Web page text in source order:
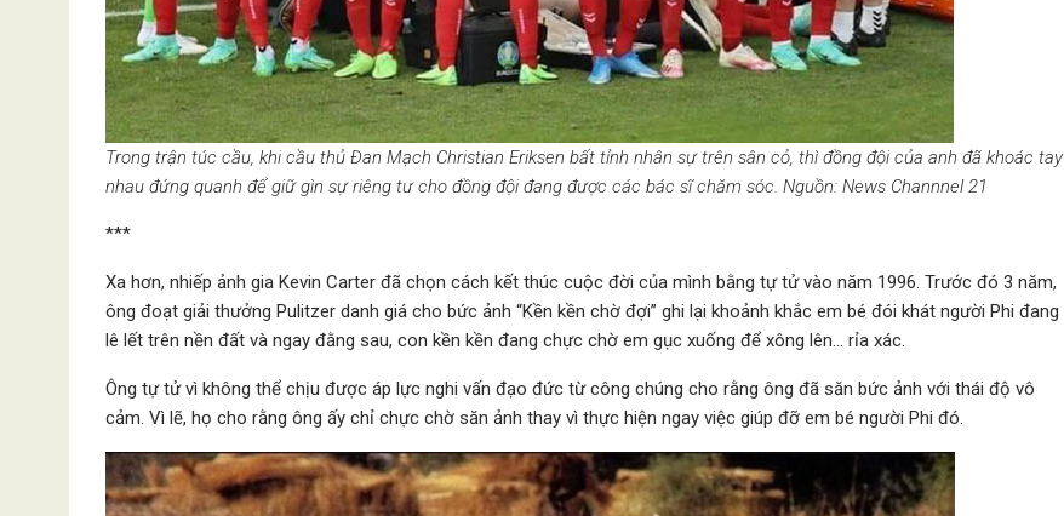
Trong trận túc cầu, khi cầu thủ Đan Mạch Christian Eriksen bất tỉnh nhân sự trên sân cỏ, thì đồng đội của anh đã khoác tay
nhau đứng quanh để giữ gìn sự riêng tư cho đồng đội đang được các bác sĩ chăm sóc. Nguồn: News Channnel 21
***
Xa hơn, nhiếp ảnh gia Kevin Carter đã chọn cách kết thúc cuộc đời của mình bằng tự tử vào năm 1996. Trước đó 3 năm,
ông đoạt giải thưởng Pulitzer danh giá cho bức ảnh “Kền kền chờ đợi” ghi lại khoảnh khắc em bé đói khát người Phi đang
lê lết trên nền đất và ngay đằng sau, con kền kền đang chực chờ em gục xuống để xông lên… rỉa xác.
Ông tự tử vì không thể chịu được áp lực nghi vấn đạo đức từ công chúng cho rằng ông đã săn bức ảnh với thái độ vô
cảm. Vì lẽ, họ cho rằng ông ấy chỉ chực chờ săn ảnh thay vì thực hiện ngay việc giúp đỡ em bé người Phi đó.